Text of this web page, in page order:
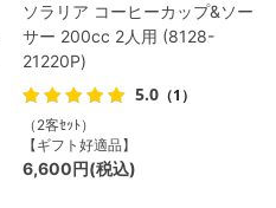
ソラリア コーヒーカップ&ソー
サー 200cc 2人用 (8128-
21220P)
5.0 （1）
（2客ｾｯﾄ）
【ギフト好適品】
6,600円(税込)